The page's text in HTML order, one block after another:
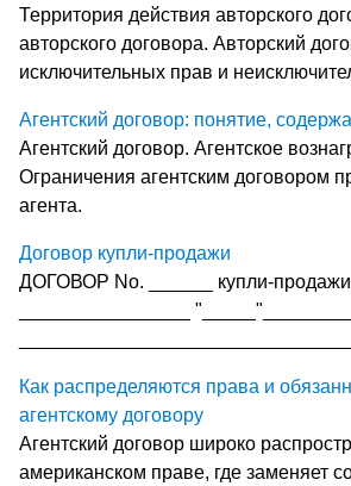
Территория действия авторского
авторского договора. Авторский
исключительных прав и
Агентский договор: понятие,
Агентский договор. Агентское
Ограничения агентским договором
агента.
Договор купли-продажи
ДОГОВОР No. ______ купли-продажи
________________
Как распределяются права и
агентскому договору
Агентский договор широко
американском праве, где заменяет